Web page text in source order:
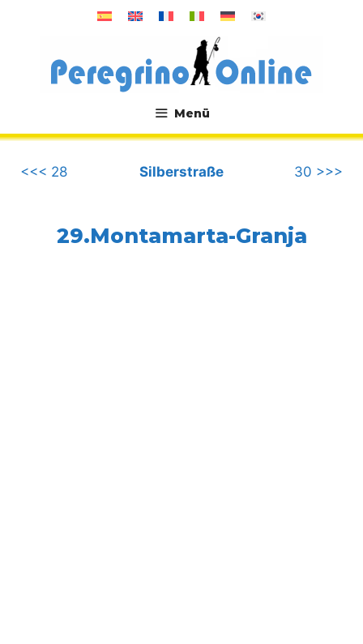
Menü
.
<<< 28
Silberstraße 30 >>>
29.Montamarta-Granja